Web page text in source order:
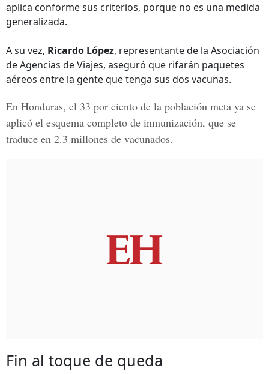
aplica conforme sus criterios, porque no es una medida
generalizada.
A su vez, Ricardo López, representante de la Asociación
de Agencias de Viajes, aseguró que rifarán paquetes
aéreos entre la gente que tenga sus dos vacunas.
En Honduras, el 33 por ciento de la población meta ya se
aplicó el esquema completo de inmunización, que se
traduce en 2.3 millones de vacunados.
Fin al toque de queda